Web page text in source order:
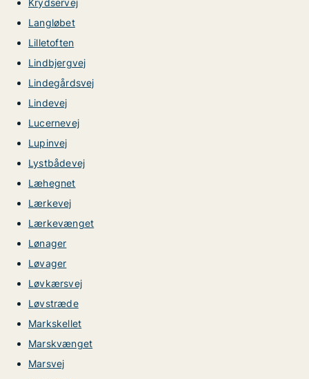
Krydservej
Langløbet
Lilletoften
Lindbjergvej
Lindegårdsvej
Lindevej
Lucernevej
Lupinvej
Lystbådevej
Læhegnet
Lærkevej
Lærkevænget
Lønager
Løvager
Løvkærsvej
Løvstræde
Markskellet
Marskvænget
Marsvej